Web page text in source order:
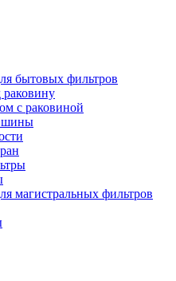
бытовых фильтров
с раковиной
магистральных фильтров